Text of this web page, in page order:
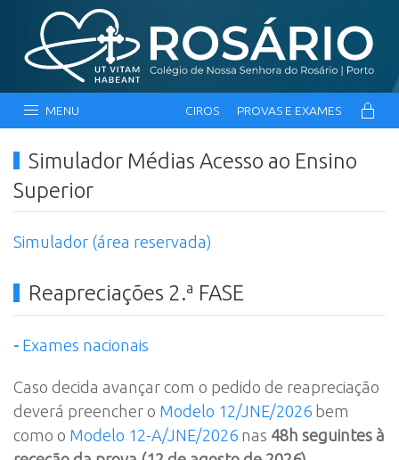
MENU CIROS PROVAS E EXAMES
Simulador Médias Acesso ao Ensino
Superior
Simulador (área reservada)
Reapreciações 2.ª FASE
- Exames nacionais
Caso decida avançar com o pedido de reapreciação
deverá preencher o Modelo 12/JNE/2026 bem
como o Modelo 12-A/JNE/2026 nas 48h seguintes à